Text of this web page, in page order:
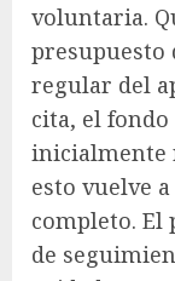
voluntaria.
presupuesto
regular del
cita, el
inicialmente
esto vuelve
completo. El
de